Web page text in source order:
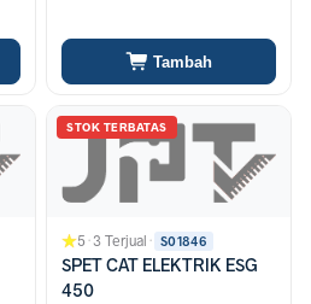
Tambah
STOK TERBATAS
5·3 Terjual· S01846
SPET CAT ELEKTRIK ESG
450